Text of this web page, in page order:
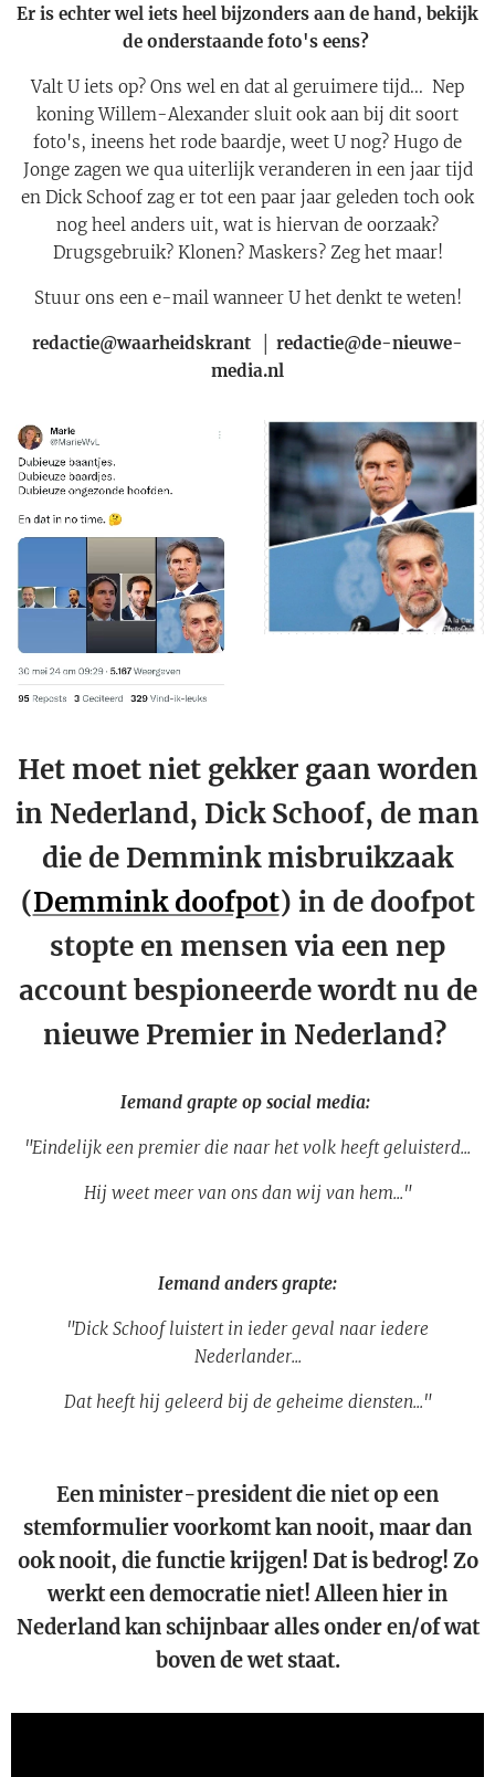
Er is echter wel iets heel bijzonders aan de hand, bekijk
de onderstaande foto's eens?
Valt U iets op? Ons wel en dat al geruimere tijd... Nep
koning Willem-Alexander sluit ook aan bij dit soort
foto's, ineens het rode baardje, weet U nog? Hugo de
Jonge zagen we qua uiterlijk veranderen in een jaar tijd
en Dick Schoof zag er tot een paar jaar geleden toch ook
nog heel anders uit, wat is hiervan de oorzaak?
Drugsgebruik? Klonen? Maskers? Zeg het maar!
Stuur ons een e-mail wanneer U het denkt te weten!
redactie@waarheidskrant │ redactie@de-nieuwe-
media.nl
Het moet niet gekker gaan worden
in Nederland, Dick Schoof, de man
die de Demmink misbruikzaak
(Demmink doofpot) in de doofpot
stopte en mensen via een nep
account bespioneerde wordt nu de
nieuwe Premier in Nederland?
Iemand grapte op social media:
"Eindelijk een premier die naar het volk heeft geluisterd...
Hij weet meer van ons dan wij van hem..."
Iemand anders grapte:
"Dick Schoof luistert in ieder geval naar iedere
Nederlander...
Dat heeft hij geleerd bij de geheime diensten..."
Een minister-president die niet op een
stemformulier voorkomt kan nooit, maar dan
ook nooit, die functie krijgen! Dat is bedrog! Zo
werkt een democratie niet! Alleen hier in
Nederland kan schijnbaar alles onder en/of wat
boven de wet staat.